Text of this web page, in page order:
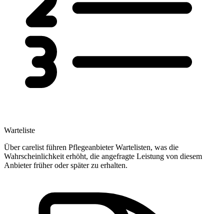
Warteliste
Über carelist führen Pflegeanbieter Wartelisten, was die
Wahrscheinlichkeit erhöht, die angefragte Leistung von diesem
Anbieter früher oder später zu erhalten.